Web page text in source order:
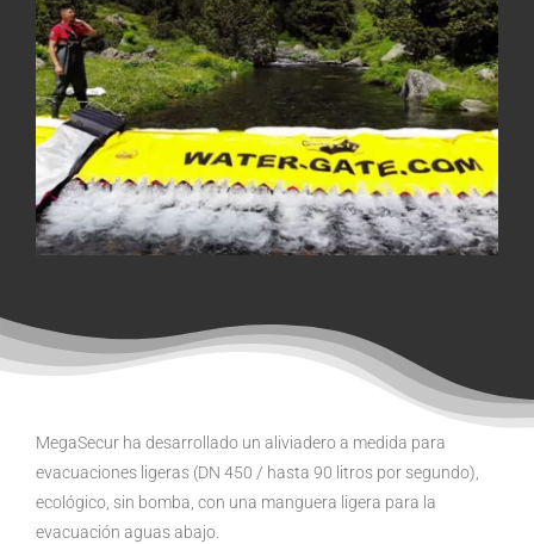
MegaSecur ha desarrollado un aliviadero a medida para
evacuaciones ligeras (DN 450 / hasta 90 litros por segundo),
ecológico, sin bomba, con una manguera ligera para la
evacuación aguas abajo.